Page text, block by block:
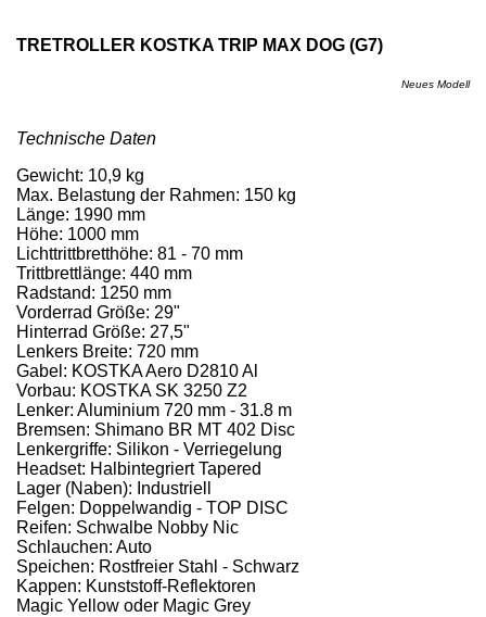
TRETROLLER KOSTKA TRIP MAX DOG (G7)
Neues Modell
Technische Daten
Gewicht: 10,9 kg
Max. Belastung der Rahmen: 150 kg
Länge: 1990 mm
Höhe: 1000 mm
Lichttrittbretthöhe: 81 - 70 mm
Trittbrettlänge: 440 mm
Radstand: 1250 mm
Vorderrad Größe: 29"
Hinterrad Größe: 27,5"
Lenkers Breite: 720 mm
Gabel: KOSTKA Aero D2810 Al
Vorbau: KOSTKA SK 3250 Z2
Lenker: Aluminium 720 mm - 31.8 m
Bremsen: Shimano BR MT 402 Disc
Lenkergriffe: Silikon - Verriegelung
Headset: Halbintegriert Tapered
Lager (Naben): Industriell
Felgen: Doppelwandig - TOP DISC
Reifen: Schwalbe Nobby Nic
Schlauchen: Auto
Speichen: Rostfreier Stahl - Schwarz
Kappen: Kunststoff-Reflektoren
Magic Yellow oder Magic Grey